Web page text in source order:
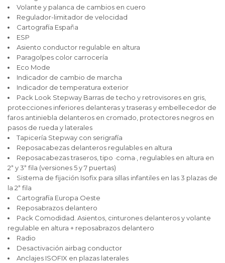
Volante y palanca de cambios en cuero
Regulador-limitador de velocidad
Cartografía España
ESP
Asiento conductor regulable en altura
Paragolpes color carrocería
Eco Mode
Indicador de cambio de marcha
Indicador de temperatura exterior
Pack Look Stepway Barras de techo y retrovisores en gris,
protecciones inferiores delanteras y traseras y embellecedor de
faros antiniebla delanteros en cromado, protectores negros en
pasos de rueda y laterales
Tapicería Stepway con serigrafía
Reposacabezas delanteros regulables en altura
Reposacabezas traseros, tipo ·coma·, regulables en altura en
2ª y 3ª fila (versiones 5 y 7 puertas)
Sistema de fijación Isofix para sillas infantiles en las 3 plazas de
la 2ª fila
Cartografía Europa Oeste
Reposabrazos delantero
Pack Comodidad. Asientos, cinturones delanteros y volante
regulable en altura + reposabrazos delantero
Radio
Desactivación airbag conductor
Anclajes ISOFIX en plazas laterales